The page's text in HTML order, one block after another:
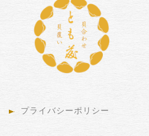
プライバシーポリシー